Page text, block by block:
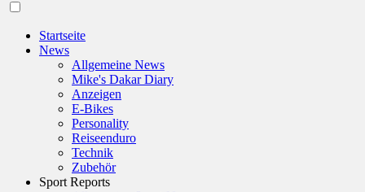
Startseite
News
Allgemeine News
Mike's Dakar Diary
Anzeigen
E-Bikes
Personality
Reiseenduro
Technik
Zubehör
Sport Reports